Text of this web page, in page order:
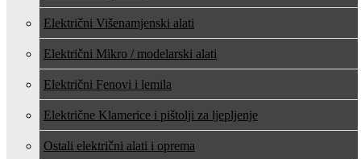
Električni Višenamjenski alati
Električni Mikro / modelarski alati
Električni Fenovi i lemila
Električne Klamerice i pištolji za ljepljenje
Ostali električni alati i oprema